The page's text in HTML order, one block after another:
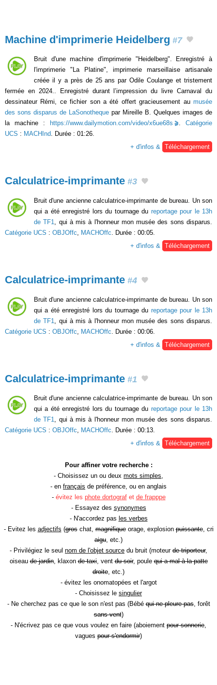
Machine d'imprimerie Heidelberg #7
Bruit d'une machine d'imprimerie "Heidelberg". Enregistré à
l'imprimerie "La Platine", imprimerie marseillaise artisanale
créée il y a près de 25 ans par Odile Coulange et tristement
fermée en 2024.. Enregistré durant l’impression du livre Carnaval du
dessinateur Rémi, ce fichier son a été offert gracieusement au musée
des sons disparus de LaSonotheque par Mireille B. Quelques images de
la machine :
https://www.dailymotion.com/video/x6ue68s . Catégorie
UCS : MACHInd. Durée : 01:26.
+ d'infos & Téléchargement
Calculatrice-imprimante #3
Bruit d'une ancienne calculatrice-imprimante de bureau. Un son
qui a été enregistré lors du tournage du reportage pour le 13h
de TF1
, qui à mis à l'honneur mon musée des sons disparus.
Catégorie UCS : OBJOffc MACHOffc . Durée : 00:05.
+ d'infos &
Téléchargement
Calculatrice-imprimante #4
Bruit d'une ancienne calculatrice-imprimante de bureau. Un son
qui a été enregistré lors du tournage du reportage pour le 13h
de TF1
, qui à mis à l'honneur mon musée des sons disparus.
Catégorie UCS : OBJOffc MACHOffc . Durée : 00:06.
+ d'infos &
Téléchargement
Calculatrice-imprimante #1
Bruit d'une ancienne calculatrice-imprimante de bureau. Un son
qui a été enregistré lors du tournage du reportage pour le 13h
de TF1, qui à mis à l'honneur mon musée des sons disparus.
Catégorie UCS : OBJOffc, MACHOffc. Durée : 00:13.
+ d'infos & Téléchargement
Pour affiner votre recherche :
- Choisissez un ou deux mots simples,
- en français de préférence, ou en anglais
- évitez les phote dortografet de frapppe
- Essayez des synonymes
- N'accordez pas les verbes
- Evitez les adjectifs (groschat,magnifiqueorage, explosionpuissante, cri
aigu, etc.)
- Privilégiez le seul nom de l'objet source du bruit (moteur de triporteur,
oiseaude jardin, klaxonde taxi, ventdu soir, poulequi a mal à la patte
droite, etc.)
- évitez les onomatopées et l'argot
- Choisissez le singulier
- Ne cherchez pas ce que le son n'est pas (Bébéqui ne pleure pas, forêt
sans vent)
- N'écrivez pas ce que vous voulez en faire (aboiement pour sonnerie,
vagues pour s'endormir)